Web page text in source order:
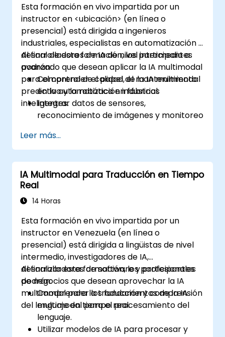
Esta formación en vivo impartida por un
instructor en <ubicación> (en línea o
presencial) está dirigida a ingenieros
industriales, especialistas en automatización y
desarrolladores de IA de nivel intermedio a
avanzado que desean aplicar la IA multimodal
para el control de calidad, el mantenimiento
predictivo y la robótica en fábricas
inteligentes.
Al final de esta formación, los participantes
podrán:
Comprender el papel de la IA multimodal
en la automatización industrial.
Integrar datos de sensores,
reconocimiento de imágenes y monitoreo
Implementar mantenimiento predictivo
mediante análisis de datos impulsado por
IA.
Aplicar visión por computadora para la
detección de defectos y el
aseguramiento de la calidad.
Leer más...
IA Multimodal para Traducción en Tiempo
Real
14 Horas
Esta formación en vivo impartida por un
instructor en Venezuela (en línea o
presencial) está dirigida a lingüistas de nivel
intermedio, investigadores de IA,
desarrolladores de software y profesionales
de negocios que desean aprovechar la IA
multimodal para la traducción y comprensión
del lenguaje en tiempo real.
Al finalizar esta formación, los participantes
podrán:
Comprender los fundamentos de la IA
multimodal para el procesamiento del
lenguaje.
Utilizar modelos de IA para procesar y